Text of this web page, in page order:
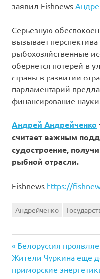
заявил Fishnews
Серьезную
вызывает
рыбохозяйственные
обернется потерей в
страны в развитии
парламентарий
финансирование науки.
Андрей Андрейченко
считает важным
судостроение,
рыбной отрасли.
Fishnews https://
Андрейченко
Навигация
по
Previous
Post:
Белоруссия
Next
Post:
Жители Чуркина еще
приморские